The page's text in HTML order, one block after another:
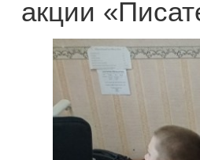
акции